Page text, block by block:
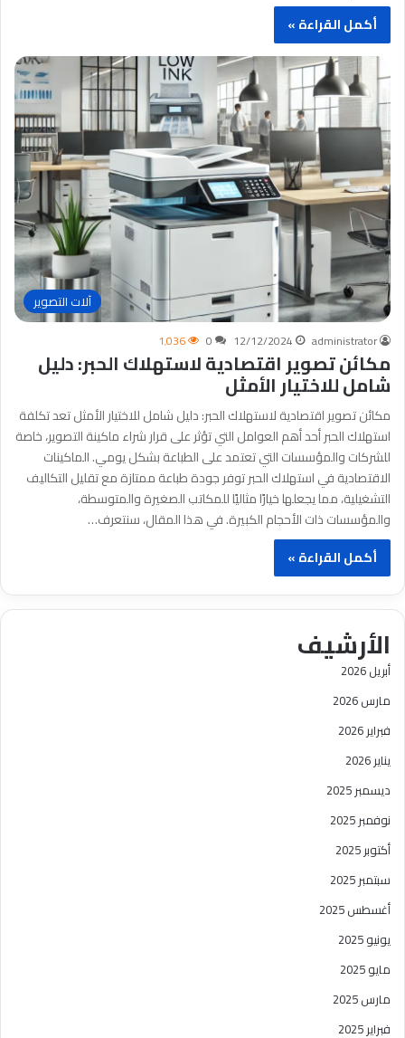
أكمل القراءة »
آلات التصوير
administrator
12/12/2024
0 1٬036
مكائن تصوير اقتصادية لاستهلاك الحبر: دليل
شامل للاختيار الأمثل
مكائن تصوير اقتصادية لاستهلاك الحبر: دليل شامل للاختيار الأمثل تعد تكلفة
استهلاك الحبر أحد أهم العوامل التي تؤثر على قرار شراء ماكينة التصوير، خاصة
للشركات والمؤسسات التي تعتمد على الطباعة بشكل يومي. الماكينات
الاقتصادية في استهلاك الحبر توفر جودة طباعة ممتازة مع تقليل التكاليف
التشغيلية، مما يجعلها خيارًا مثاليًا للمكاتب الصغيرة والمتوسطة،
والمؤسسات ذات الأحجام الكبيرة. في هذا المقال، سنتعرف…
أكمل القراءة »
الأرشيف
أبريل 2026
مارس 2026
فبراير 2026
يناير 2026
ديسمبر 2025
نوفمبر 2025
أكتوبر 2025
سبتمبر 2025
أغسطس 2025
يونيو 2025
مايو 2025
مارس 2025
فبراير 2025